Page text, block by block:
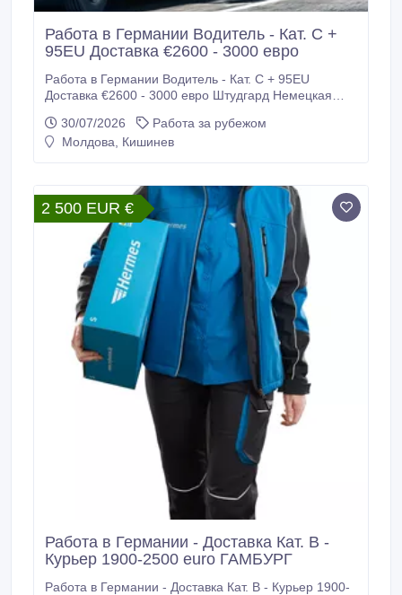
Работа в Германии Водитель - Кат. С +
95EU Доставка €2600 - 3000 евро
Работа в Германии Водитель - Кат. С + 95EU
Доставка €2600 - 3000 евро Штудгард Немецкая
работы на 18 тоннике. Требуются: - Водители -
категории С + 95EU для доставки Выгрузка паллет.
Погрузка, Выгрузка, паллет.
30/07/2026
Работа за рубежом
Молдова, Кишинев
2 500 EUR €
Работа в Германии - Доставка Кат. В -
Курьер 1900-2500 euro ГАМБУРГ
Работа в Германии - Доставка Кат. В - Курьер 1900-